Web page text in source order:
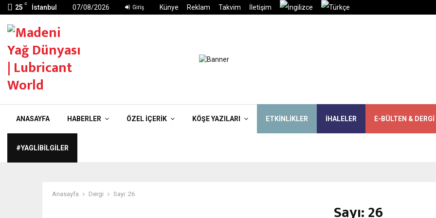
25 C İstanbul 07/08/2026 Giriş Künye Reklam Takvim İletişim
ANASAYFA HABERLER ÖZEL İÇERIK KÖŞE YAZILARI ETKINLIKLER İHALELER E-BÜLTEN & DERGI
#YAGLIBILGILER
Anasayfa Dergi Sayı: 26
Sayı: 26